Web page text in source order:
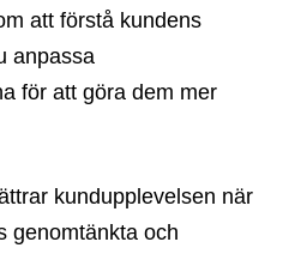
att förstå kundens
anpassa
för att göra dem mer
kundupplevelsen när
genomtänkta och